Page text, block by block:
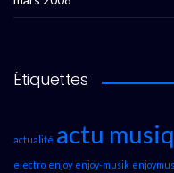
Étiquettes
actualité actu
electro enjoy enjoy-musik